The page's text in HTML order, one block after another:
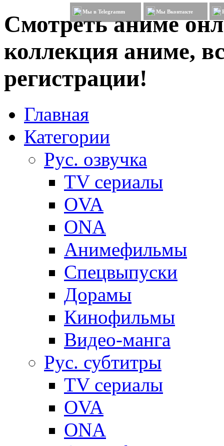
Смотреть аниме
коллекция аниме,
регистрации!
Мы в Telegramm Мы Вконтакте
Главная
Категории
Рус. озвучка
TV сериалы
OVA
ONA
Анимефильмы
Спецвыпуски
Дорамы
Кинофильмы
Видео-манга
Рус. субтитры
TV сериалы
OVA
ONA